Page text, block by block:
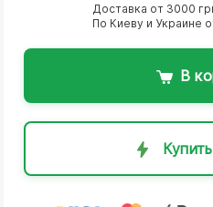
Доставка от 3000
По Киеву и Украине
В